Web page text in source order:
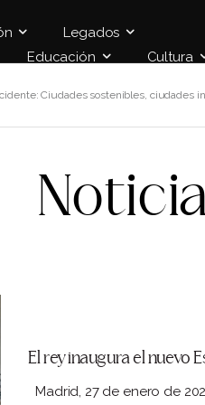
Legados
Educación Cultura
Ciudades sostenibles, ciudades
El rey inaugura el nuevo
Madrid, 27 de enero de